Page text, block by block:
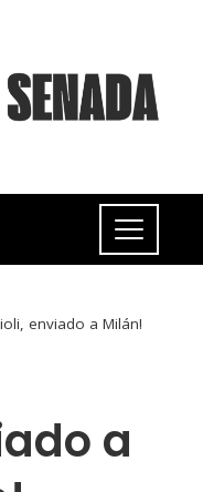
enviado a Milán!
a